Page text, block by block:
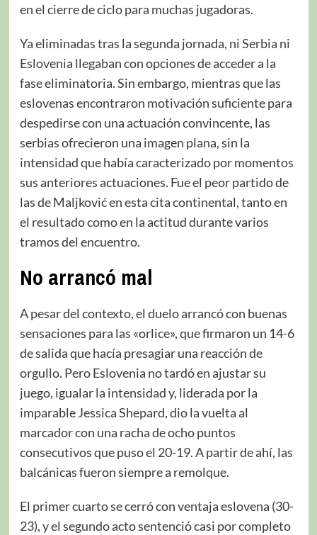
en el cierre de ciclo para muchas jugadoras.
Ya eliminadas tras la segunda jornada, ni Serbia ni
Eslovenia llegaban con opciones de acceder a la
fase eliminatoria. Sin embargo, mientras que las
eslovenas encontraron motivación suficiente para
despedirse con una actuación convincente, las
serbias ofrecieron una imagen plana, sin la
intensidad que había caracterizado por momentos
sus anteriores actuaciones. Fue el peor partido de
las de Maljković en esta cita continental, tanto en
el resultado como en la actitud durante varios
tramos del encuentro.
No arrancó mal
A pesar del contexto, el duelo arrancó con buenas
sensaciones para las «orlice», que firmaron un 14-6
de salida que hacía presagiar una reacción de
orgullo. Pero Eslovenia no tardó en ajustar su
juego, igualar la intensidad y, liderada por la
imparable Jessica Shepard, dio la vuelta al
marcador con una racha de ocho puntos
consecutivos que puso el 20-19. A partir de ahí, las
balcánicas fueron siempre a remolque.
El primer cuarto se cerró con ventaja eslovena (30-
23), y el segundo acto sentenció casi por completo